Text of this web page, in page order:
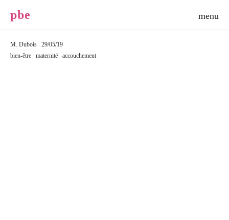
pbe
M. Dubois
29/05/19
bien-être
maternité accouchement